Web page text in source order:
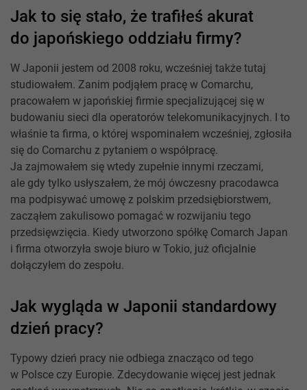
Jak to się stało, że trafiłeś akurat
do japońskiego oddziału firmy?
W Japonii jestem od 2008 roku, wcześniej także tutaj
studiowałem. Zanim podjąłem pracę w Comarchu,
pracowałem w japońskiej firmie specjalizującej się w
budowaniu sieci dla operatorów telekomunikacyjnych. I to
właśnie ta firma, o której wspominałem wcześniej, zgłosiła
się do Comarchu z pytaniem o współpracę.
Ja zajmowałem się wtedy zupełnie innymi rzeczami,
ale gdy tylko usłyszałem, że mój ówczesny pracodawca
ma podpisywać umowę z polskim przedsiębiorstwem,
zacząłem zakulisowo pomagać w rozwijaniu tego
przedsięwzięcia. Kiedy utworzono spółkę Comarch Japan
i firma otworzyła swoje biuro w Tokio, już oficjalnie
dołączyłem do zespołu.
Jak wygląda w Japonii standardowy
dzień pracy?
Typowy dzień pracy nie odbiega znacząco od tego
w Polsce czy Europie. Zdecydowanie więcej jest jednak